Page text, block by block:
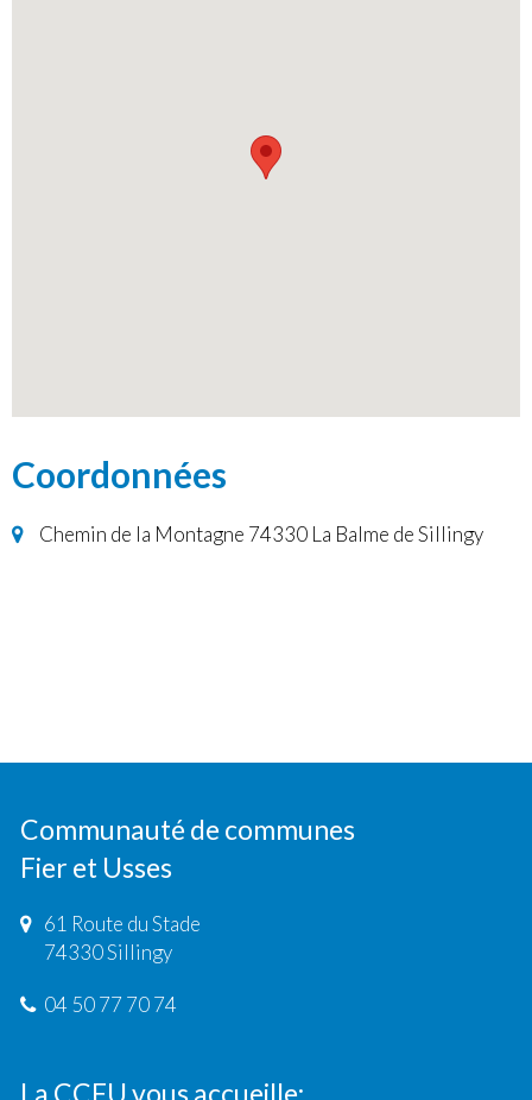
Coordonnées
Chemin de la Montagne 74330 La Balme de Sillingy
Communauté de communes
Fier et Usses
61 Route du Stade
74330 Sillingy
04 50 77 70 74
La CCFU vous accueille: